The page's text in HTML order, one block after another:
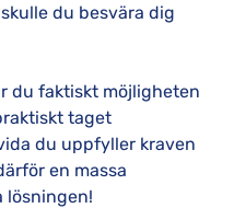
du besvära dig
du faktiskt möjligheten
taget
du uppfyller kraven
en massa
lösningen!